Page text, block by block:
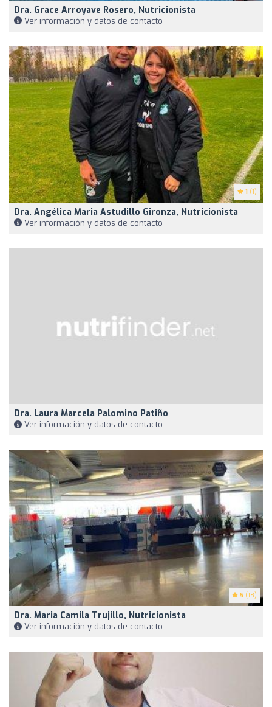
Dra. Grace Arroyave Rosero, Nutricionista
Ver información y datos de contacto
1 (1)
Dra. Angélica Maria Astudillo Gironza, Nutricionista
Ver información y datos de contacto
Dra. Laura Marcela Palomino Patiño
Ver información y datos de contacto
5 (18)
Dra. Maria Camila Trujillo, Nutricionista
Ver información y datos de contacto